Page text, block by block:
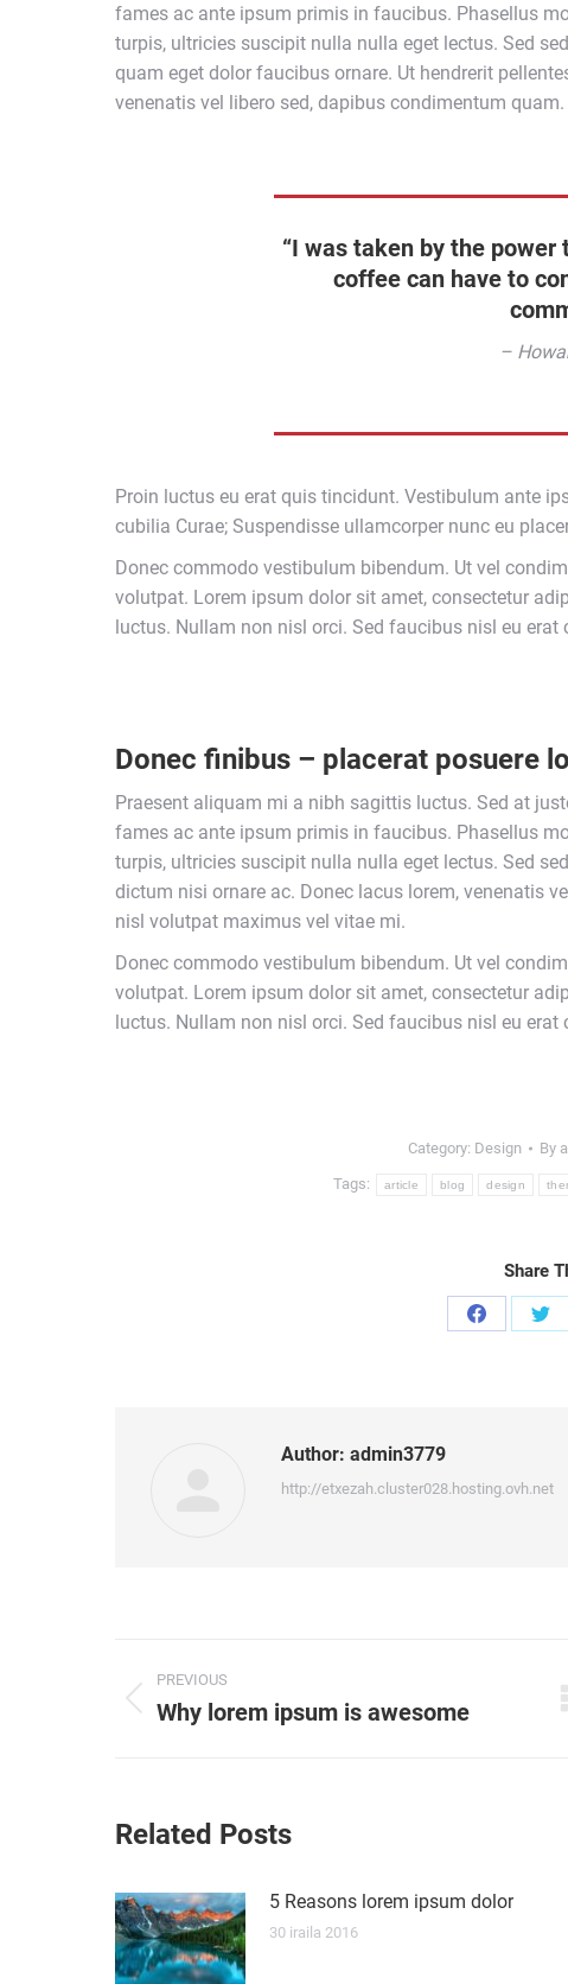
fames ac ante ipsum primis in faucibus. Phasellus
turpis, ultricies suscipit nulla nulla eget lectus. Sed
quam eget dolor faucibus ornare. Ut hendrerit
venenatis vel libero sed, dapibus condimentum
“I was taken by the
coffee can have to
–
Proin luctus eu erat quis tincidunt. Vestibulum ante
cubilia Curae; Suspendisse ullamcorper nunc eu
Donec commodo vestibulum bibendum. Ut vel
volutpat. Lorem ipsum dolor sit amet, consectetur
luctus. Nullam non nisl orci. Sed faucibus nisl eu erat
Donec finibus – placerat posuere
Praesent aliquam mi a nibh sagittis luctus. Sed at
fames ac ante ipsum primis in faucibus. Phasellus
turpis, ultricies suscipit nulla nulla eget lectus. Sed
dictum nisi ornare ac. Donec lacus lorem, venenatis
nisl volutpat maximus vel vitae mi.
Donec commodo vestibulum bibendum. Ut vel
volutpat. Lorem ipsum dolor sit amet, consectetur
luctus. Nullam non nisl orci. Sed faucibus nisl eu
Category: Design By
Tags: article blog design
Share
Share
Author: admin3779
http://etxezah.cluster028.hosting.ovh.net
navigation
PREVIOUS
Previous
Why lorem ipsum is awesome
Related Posts
5 Reasons lorem ipsum dolor
30 iraila 2016